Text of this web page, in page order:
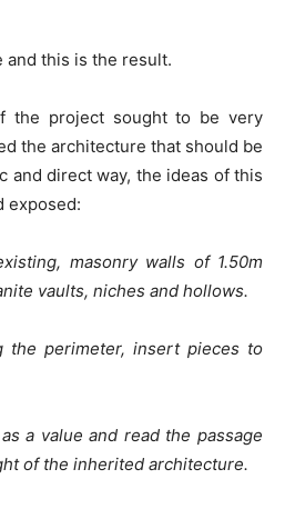
this is the result.
the project sought to be very
the architecture that should be
and direct way, the ideas of this
exposed:
masonry walls of 1.50m
vaults, niches and hollows.
the perimeter, insert pieces to
a value and read the passage
of the inherited architecture.